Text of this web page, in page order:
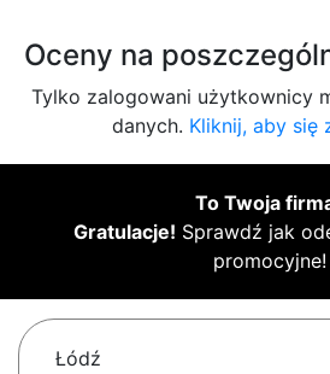
Oceny na
Tylko zalogowani użytkownicy
danych. Kliknij, aby się
To Twoja
Gratulacje! Sprawdź jak
promocyjne!
Łódź